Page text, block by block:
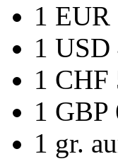
1 EUR
1 USD
1 CHF
1 GBP
1 gr.